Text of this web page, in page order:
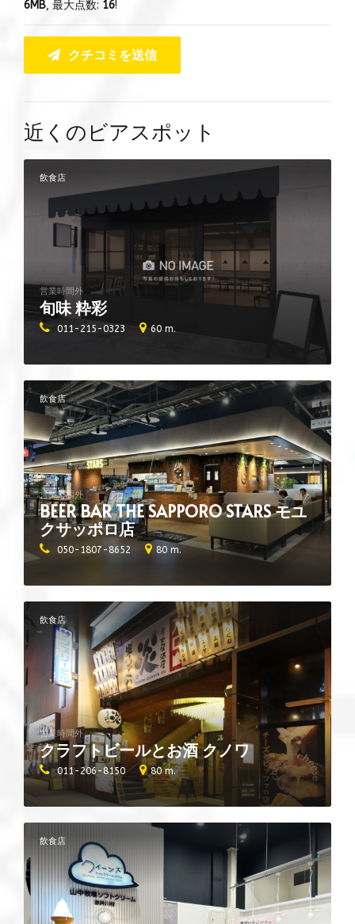
6MB, 最大点数: 16!
クチコミを送信
近くのビアスポット
飲食店
旬味 粋彩
営業時間外
011-215-0323 60 m.
飲食店
BEER BAR THE SAPPORO STARS モユ
クサッポロ店
営業時間外
050-1807-8652 80 m.
飲食店
クラフトビールとお酒 クノワ
営業時間外
011-206-8150 80 m.
飲食店